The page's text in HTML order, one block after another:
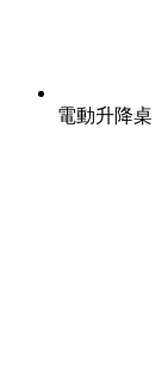
電動升降桌